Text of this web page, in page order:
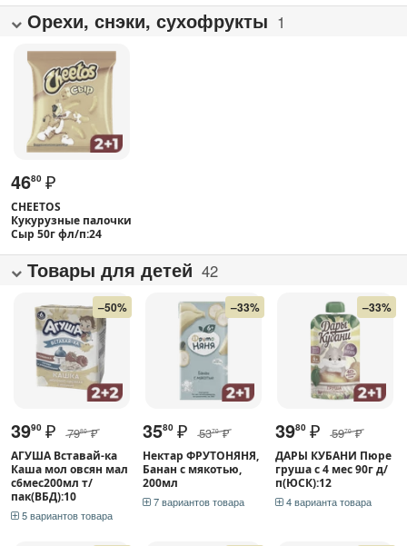
Орехи, снэки, сухофрукты 1
4680 ₽
CHEETOS
Кукурузные палочки
Сыр 50г фл/п:24
Товары для детей 42
–50%
3990 ₽ 7980 ₽
АГУША Вставай-ка
Каша мол овсян мал
с6мес200мл т/
пак(ВБД):10
5 вариантов товара
–33%
3580 ₽ 5370 ₽
Нектар ФРУТОНЯНЯ,
Банан с мякотью,
200мл
7 вариантов товара
–33%
3980 ₽ 5970 ₽
ДАРЫ КУБАНИ Пюре
груша с 4 мес 90г д/
п(ЮСК):12
4 варианта товара